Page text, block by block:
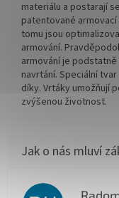
materiálu a postarají
patentované
tomu jsou
armování.
armování je
navrtání. Speciální
díky. Vrtáky umožňují
zvýšenou životnost.